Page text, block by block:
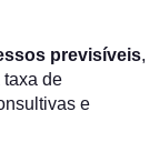
previsíveis,
taxa de
e